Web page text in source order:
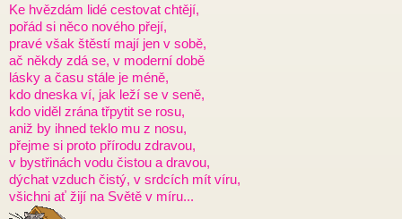
í
s
p
v
e
k
Ke hvězdám lidé cestovat chtějí,
pořád si něco nového přejí,
pravé však štěstí mají jen v sobě,
ač někdy zdá se, v moderní době
lásky a času stále je méně,
kdo dneska ví, jak leží se v seně,
kdo viděl zrána třpytit se rosu,
aniž by ihned teklo mu z nosu,
přejme si proto přírodu zdravou,
v bystřinách vodu čistou a dravou,
dýchat vzduch čistý, v srdcích mít víru,
všichni ať žijí na Světě v míru...